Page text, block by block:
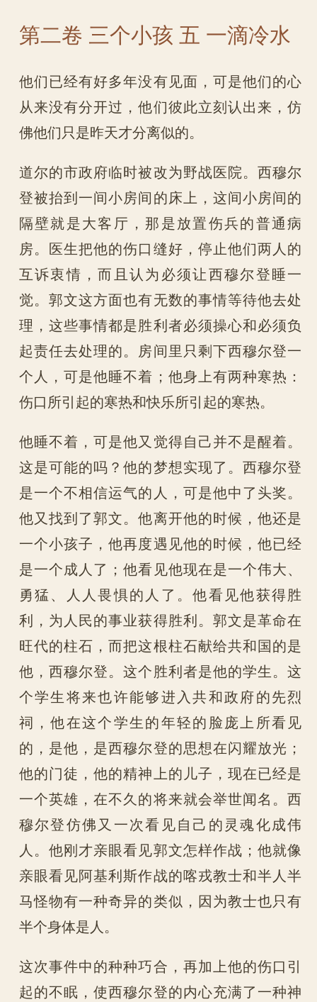
第二卷 三个小孩 五 一滴冷水
他们已经有好多年没有见面，可是他们的心
从来没有分开过，他们彼此立刻认出来，仿
佛他们只是昨天才分离似的。
道尔的市政府临时被改为野战医院。西穆尔
登被抬到一间小房间的床上，这间小房间的
隔壁就是大客厅，那是放置伤兵的普通病
房。医生把他的伤口缝好，停止他们两人的
互诉衷情，而且认为必须让西穆尔登睡一
觉。郭文这方面也有无数的事情等待他去处
理，这些事情都是胜利者必须操心和必须负
起责任去处理的。房间里只剩下西穆尔登一
个人，可是他睡不着；他身上有两种寒热：
伤口所引起的寒热和快乐所引起的寒热。
他睡不着，可是他又觉得自己并不是醒着。
这是可能的吗？他的梦想实现了。西穆尔登
是一个不相信运气的人，可是他中了头奖。
他又找到了郭文。他离开他的时候，他还是
一个小孩子，他再度遇见他的时候，他已经
是一个成人了；他看见他现在是一个伟大、
勇猛、人人畏惧的人了。他看见他获得胜
利，为人民的事业获得胜利。郭文是革命在
旺代的柱石，而把这根柱石献给共和国的是
他，西穆尔登。这个胜利者是他的学生。这
个学生将来也许能够进入共和政府的先烈
祠，他在这个学生的年轻的脸庞上所看见
的，是他，是西穆尔登的思想在闪耀放光；
他的门徒，他的精神上的儿子，现在已经是
一个英雄，在不久的将来就会举世闻名。西
穆尔登仿佛又一次看见自己的灵魂化成伟
人。他刚才亲眼看见郭文怎样作战；他就像
亲眼看见阿基利斯作战的喀戎教士和半人半
马怪物有一种奇异的类似，因为教士也只有
半个身体是人。
这次事件中的种种巧合，再加上他的伤口引
起的不眠，使西穆尔登的内心充满了一种神